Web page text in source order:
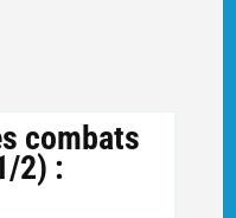
combats
2) :